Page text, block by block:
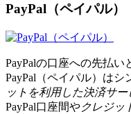
PayPal（ペイパル）
PayPalの口座への先払い
PayPal（ペイパル）は
ットを利用した決済サー
PayPal口座間やクレジッ